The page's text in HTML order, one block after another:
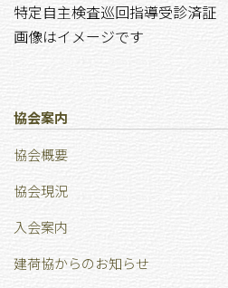
特定自主検査巡回指導受診済証
画像はイメージです
協会案内
協会概要
協会現況
⼊会案内
建荷協からのお知らせ